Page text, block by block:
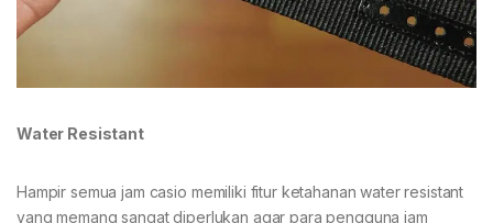
Water Resistant
Hampir semua jam casio memiliki fitur ketahanan water resistant
yang memang sangat diperlukan agar para pengguna jam